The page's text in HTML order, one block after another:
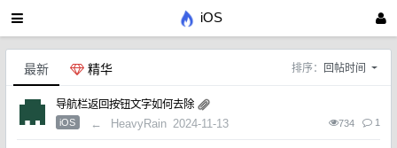
iOS
最新 精华 排序： 回帖时间
导航栏返回按钮文字如何去除
iOS ← HeavyRain 2024-11-13 734 1